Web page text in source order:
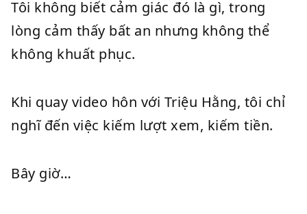
Tôi không biết cảm giác đó là gì, trong
lòng cảm thấy bất an nhưng không thể
không khuất phục.
Khi quay video hôn với Triệu Hằng, tôi chỉ
nghĩ đến việc kiếm lượt xem, kiếm tiền.
Bây giờ…